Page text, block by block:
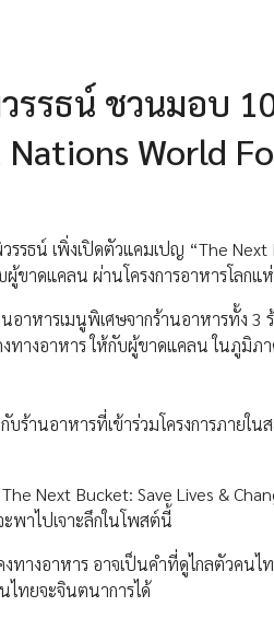
รรธน์ ชวนมอบ
World
รรธน์ เพิ่งเปิดตัวแคมเปญ “The
ผู้ขาดแคลน ผ่านโครงการอาหารโลก
อาหารเมนูพิเศษจากร้านอาหารทั้ง 3
ทางอาหาร ให้กับผู้ขาดแคลน ในภูมิภ
บร้านอาหารที่เข้าร่วมโครงการภายใ
Next Bucket: Save Lives &
พาไปเจาะลึกในโพสต์นี้
ทางอาหาร อาจเป็นคำที่ดูไกลตัวคนไ
ไทยจะจินตนาการได้